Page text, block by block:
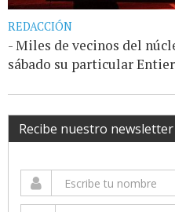
REDACCIÓN
- Miles de vecinos del
sábado su particular
Recibe nuestro newsletter